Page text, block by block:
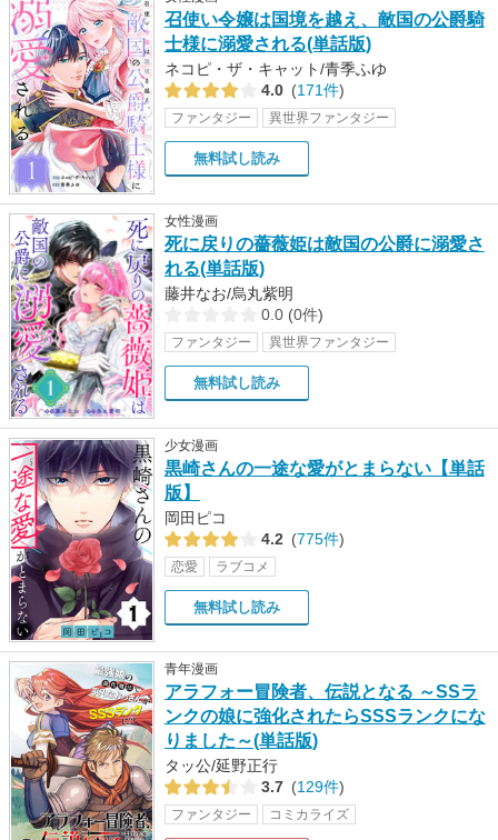
召使い令嬢は国境を越え、敵国の公爵騎
士様に溺愛される(単話版)
ネコピ・ザ・キャット/青季ふゆ
4.0 (171件)
ファンタジー 異世界ファンタジー
無料試し読み
女性漫画
死に戻りの薔薇姫は敵国の公爵に溺愛さ
れる(単話版)
藤井なお/烏丸紫明
0.0 (0件)
ファンタジー 異世界ファンタジー
無料試し読み
少女漫画
黒崎さんの一途な愛がとまらない【単話
版】
岡田ピコ
4.2 (775件)
恋愛 ラブコメ
無料試し読み
青年漫画
アラフォー冒険者、伝説となる ～SSラ
ンクの娘に強化されたらSSSランクにな
りました～(単話版)
タッ公/延野正行
3.7 (129件)
ファンタジー コミカライズ